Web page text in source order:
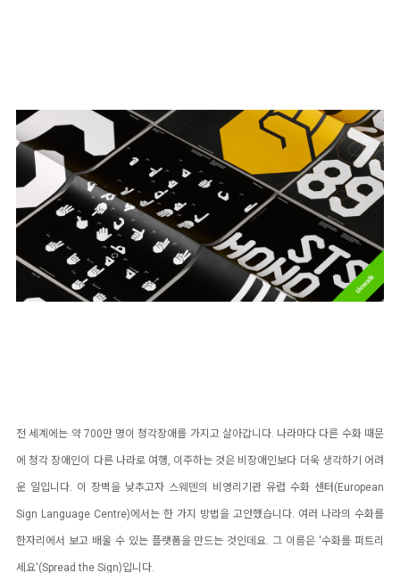
전 세계에는 약 700만 명이 청각장애를 가지고 살아갑니다. 나라마다 다른 수화 때문
에 청각 장애인이 다른 나라로 여행, 이주하는 것은 비장애인보다 더욱 생각하기 어려
운 일입니다. 이 장벽을 낮추고자 스웨덴의 비영리기관 유럽 수화 센터(European
Sign Language Centre)에서는 한 가지 방법을 고안했습니다. 여러 나라의 수화를
한자리에서 보고 배울 수 있는 플랫폼을 만드는 것인데요. 그 이름은 ‘수화를 퍼트리
세요'(Spread the Sign)입니다.